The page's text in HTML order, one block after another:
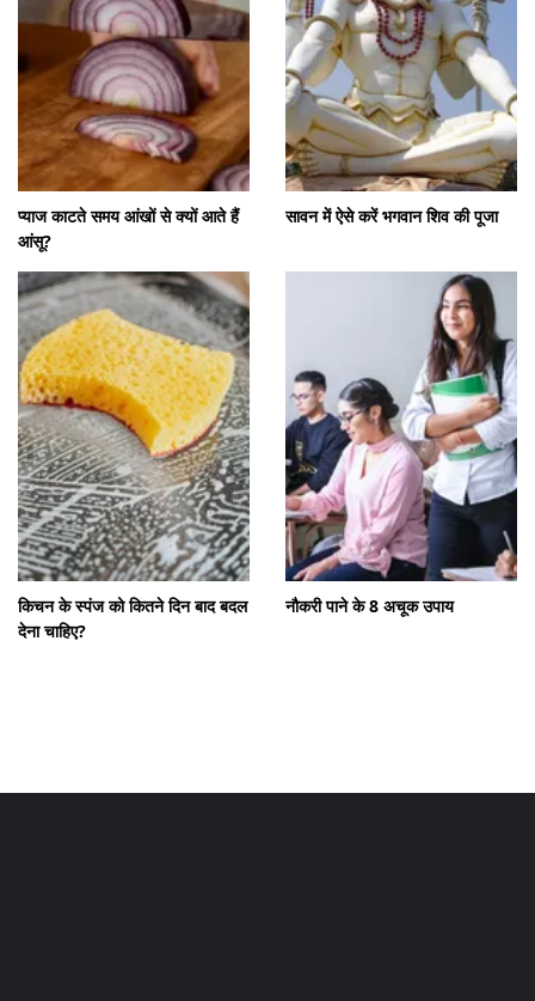
प्याज काटते समय आंखों से क्यों आते हैं
आंसू?
सावन में ऐसे करें भगवान शिव की पूजा
किचन के स्पंज को कितने दिन बाद बदल
देना चाहिए?
नौकरी पाने के 8 अचूक उपाय